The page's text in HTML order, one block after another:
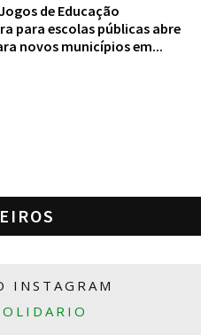
de Educação
para escolas públicas abre
novos municípios em...
INSTAGRAM